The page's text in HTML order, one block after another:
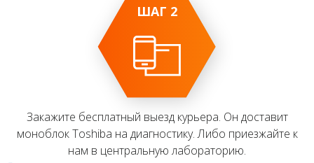
ШАГ 2
Закажите бесплатный выезд курьера. Он доставит
моноблок Toshiba на диагностику. Либо приезжайте к
нам в центральную лабораторию.